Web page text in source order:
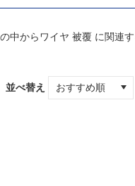
中からワイヤ 被覆 に関連
並べ替え